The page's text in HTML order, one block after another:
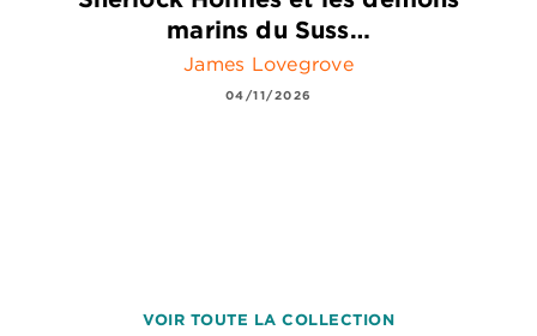
marins du Suss…
James Lovegrove
04/11/2026
VOIR TOUTE LA COLLECTION